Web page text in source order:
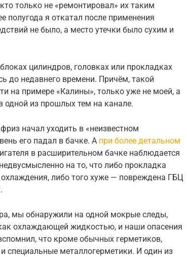
только не «ремонтировал» их таким
полугода я откатал после применения
не было, а место утечки было сухим и
цилиндров, головках или прокладках
до недавнего времени. Причём, такой
на примере «Калины», только уже не моей, а
одной из прошлых тем на канале.
начал уходить в «неизвестном
его падал в бачке. А при более детальном
в расширительном бачке наблюдается
на то, что либо прокладка
либо того хуже — повреждена ГБЦ
мы обнаружили на одной мокрые следы,
охлаждающей жидкостью, и наши опасения
что кроме обычных герметиков,
специальные металлогерметики. И один из